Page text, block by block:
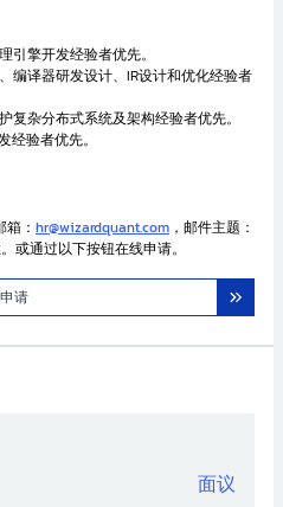
引擎开发经验者优先。
编译器研发设计、IR设计和优化经验者
复杂分布式系统及架构经验者优先。
经验者优先。
： hr@wizardquant.com ，邮件主题：
或通过以下按钮在线申请。
请
面议